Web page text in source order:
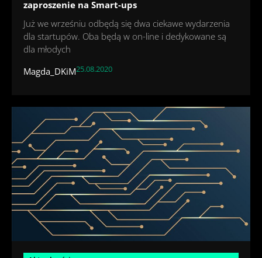
zaproszenie na Smart-ups
Już we wrześniu odbędą się dwa ciekawe wydarzenia
dla startupów. Oba będą w on-line i dedykowane są
dla młodych
Magda_DKiM25.08.2020